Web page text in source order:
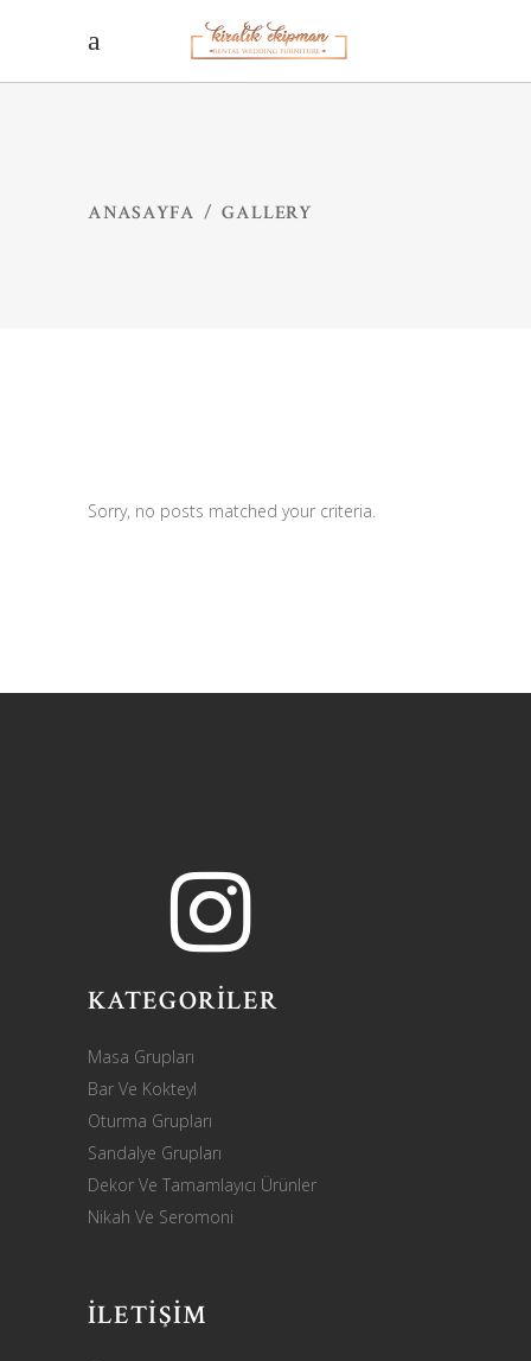
ANASAYFA /GALLERY
Sorry, no posts matched your criteria.
KATEGORİLER
Masa Grupları
Bar Ve Kokteyl
Oturma Grupları
Sandalye Grupları
Dekor Ve Tamamlayıcı Ürünler
Nikah Ve Seromoni
İLETIŞIM